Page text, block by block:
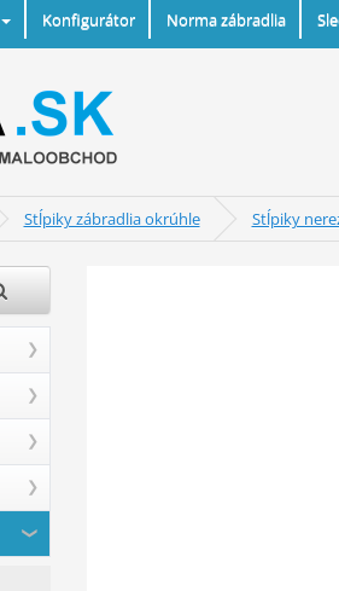
Konfigurátor Norma zábradlia
Stĺpiky zábradlia okrúhle Stĺpiky